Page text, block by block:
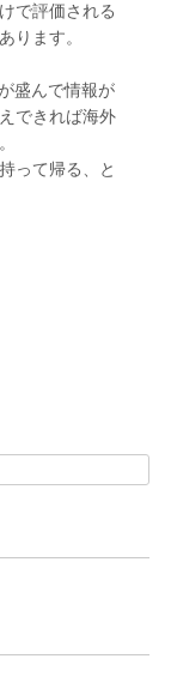
で評価される
ります。
盛んで情報が
できれば海外
って帰る、と